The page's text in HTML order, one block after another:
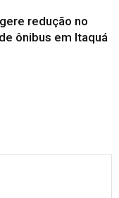
redução no
ônibus em Itaquá